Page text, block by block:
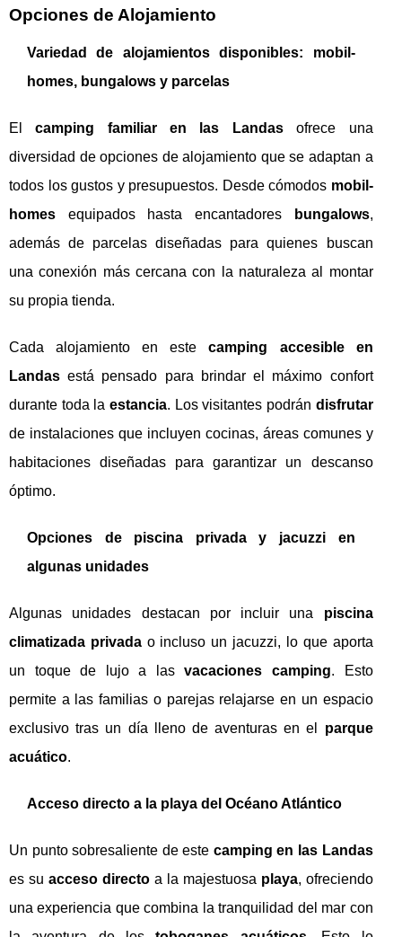
Opciones de Alojamiento
Variedad de alojamientos disponibles: mobil-
homes, bungalows y parcelas
Elcamping familiar en las Landasofrece una
diversidad de opciones de alojamiento que se adaptan a
todos los gustos y presupuestos. Desde cómodos mobil-
homes equipados hasta encantadores bungalows,
además de parcelas diseñadas para quienes buscan
una conexión más cercana con la naturaleza al montar
su propia tienda.
Cada alojamiento en estecamping accesible en
Landas está pensado para brindar el máximo confort
durante toda la estancia. Los visitantes podrán disfrutar
de instalaciones que incluyen cocinas, áreas comunes y
habitaciones diseñadas para garantizar un descanso
óptimo.
Opciones de piscina privada y jacuzzi en
algunas unidades
Algunas unidades destacan por incluir una piscina
climatizada privadao incluso un jacuzzi, lo que aporta
un toque de lujo a lasvacaciones camping. Esto
permite a las familias o parejas relajarse en un espacio
exclusivo tras un día lleno de aventuras en el parque
acuático.
Acceso directo a la playa del Océano Atlántico
Un punto sobresaliente de este camping en las Landas
es su acceso directoa la majestuosa playa, ofreciendo
una experiencia que combina la tranquilidad del mar con